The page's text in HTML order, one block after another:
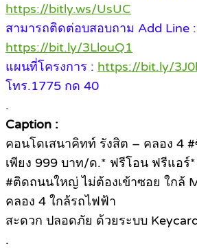
https://bitly.ws/UsUC
สามารถติดต่อบสอบถาม Add Line :
https://bit.ly/3LlouQ1
แผนที่โครงการ : https://bit.ly/
โทร.1775 กด 40
.
Caption :
คอนโดเสนาคิทท์ รังสิต – คลอง 4
เพียง 999 บาท/ด.* ฟรีโอน ฟรีแอร์*
#ติดถนนใหญ่ ไม่ต้องเข้าซอย ใกล้
คลอง 4 ใกล้รถไฟฟ้า
สะดวก ปลอดภัย ด้วยระบบ
.